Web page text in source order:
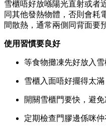
雪櫃唔好放喺陽光直射或者
同其他發熱物體，否則會耗
間散熱，通常兩側同背面要
使用習慣要良好
等食物攤凍先好放入
雪櫃入面唔好擺得太
開關雪櫃門要快，避
定期檢查門膠邊係咪仲